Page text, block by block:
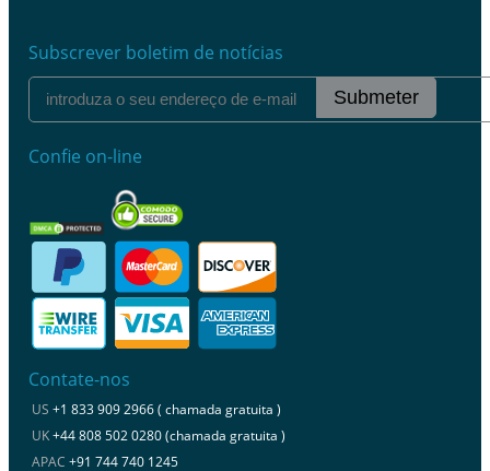
Subscrever boletim de notícias
Submeter
Confie on-line
Contate-nos
US +1 833 909 2966 ( chamada gratuita )
UK+44 808 502 0280 (chamada gratuita )
APAC +91 744 740 1245